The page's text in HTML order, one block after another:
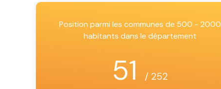
Position parmi les communes de 500 - 2000
habitants dans le département
51 / 252